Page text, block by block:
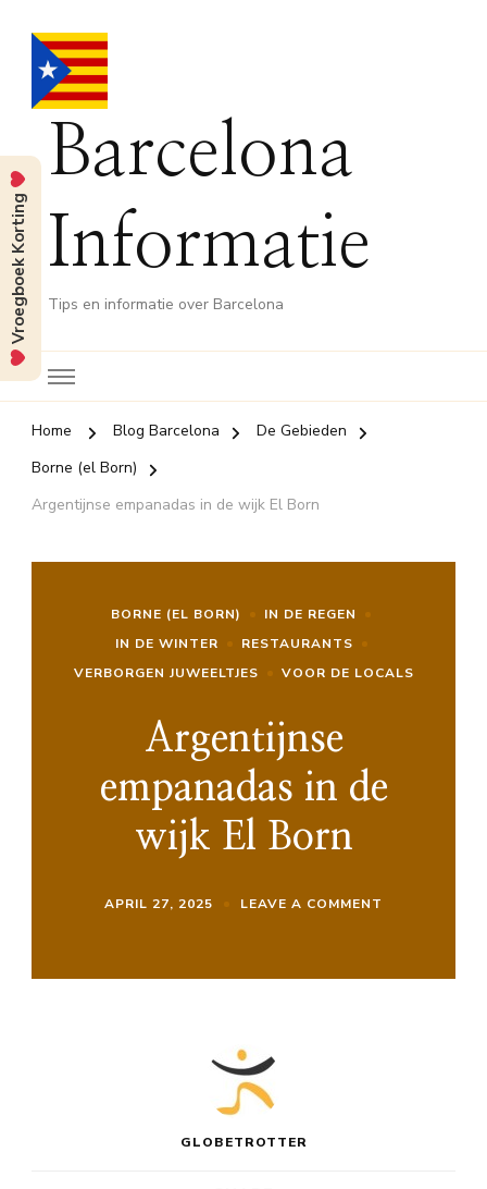
Barcelona
Informatie
Tips en informatie over Barcelona
Home Blog Barcelona
De Gebieden
Borne (el Born)
Argentijnse empanadas in de wijk El Born
BORNE (EL BORN)
IN DE REGEN
IN DE WINTER
RESTAURANTS
VERBORGEN JUWEELTJES
VOOR DE LOCALS
Argentijnse
empanadas in de
wijk El Born
APRIL 27, 2025 LEAVE A COMMENT
DE
GLOBETROTTER
Vroegboek Korting